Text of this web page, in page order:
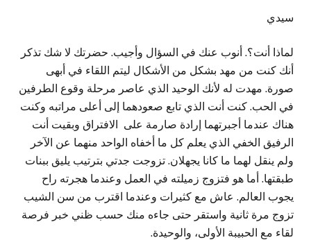
سيدي
لماذا أنت؟. أنوب عنك في السؤال وأجيب. حضرتك لا شك تذكر
أنك كنت من مهد بشكل من الأشكال ليتم اللقاء في أبهى
صورة. مهدت له لأنك الوحيد الذي عاصر مرحلة وقوع الطرفين
في الحب. كنت أنت الذي تابع صعودهما إلى أعلى مراتبه وكنت
هناك عندما أجبرتهما إرادة صارمة على الافتراق وبقيت أنت
الرفيق الخفي الذي يعلم كل ما أخفاه الواحد منهما عن الآخر
ولم ينقل لهما ما كانا يجهلان. تزوجت جدتي بترتيب يليق ببنات
طبقتها. أما هو فتزوج زميلته في العمل وعندما هجرته راح
يجوب العالم. عاش مع كثيرات وعندما اقترب من سن الشيب
تزوج مرة ثانية واستقر حتى جاءه منك حسب ظني خبر فرصة
لقاء مع الحبيبة الأولى، والوحيدة.